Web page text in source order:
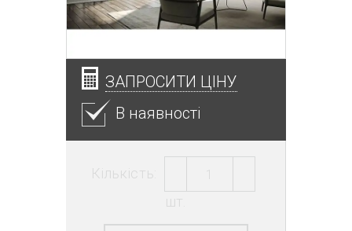
ЗАПРОСИТИ ЦІНУ
В наявності
Кількість:
шт.